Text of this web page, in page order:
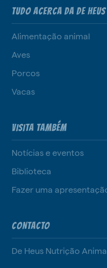
TUDO ACERCA DA DE
Alimentação animal
Aves
Porcos
Vacas
VISITA TAMBÉM
Notícias e eventos
Biblioteca
Fazer uma
CONTACTO
De Heus Nutrição